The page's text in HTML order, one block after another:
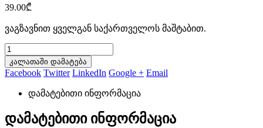
39.00₾
ვაგზავნით ყველგან საქართველოს მაშტაბით.
კალათაში დამატება
Facebook Twitter LinkedIn Google + Email
დამატებითი ინფორმაცია
დამატებითი ინფორმაცია